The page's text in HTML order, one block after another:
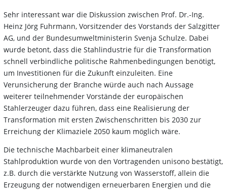
Sehr interessant war die Diskussion zwischen Prof. Dr.-Ing.
Heinz Jörg Fuhrmann, Vorsitzender des Vorstands der Salzgitter
AG, und der Bundesumweltministerin Svenja Schulze. Dabei
wurde betont, dass die Stahlindustrie für die Transformation
schnell verbindliche politische Rahmenbedingungen benötigt,
um Investitionen für die Zukunft einzuleiten. Eine
Verunsicherung der Branche würde auch nach Aussage
weiterer teilnehmender Vorstände der europäischen
Stahlerzeuger dazu führen, dass eine Realisierung der
Transformation mit ersten Zwischenschritten bis 2030 zur
Erreichung der Klimaziele 2050 kaum möglich wäre.
Die technische Machbarbeit einer klimaneutralen
Stahlproduktion wurde von den Vortragenden unisono bestätigt,
z.B. durch die verstärkte Nutzung von Wasserstoff, allein die
Erzeugung der notwendigen erneuerbaren Energien und die